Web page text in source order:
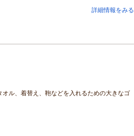
詳細情報をみる
ル、着替え、鞄などを入れるための大きなゴ